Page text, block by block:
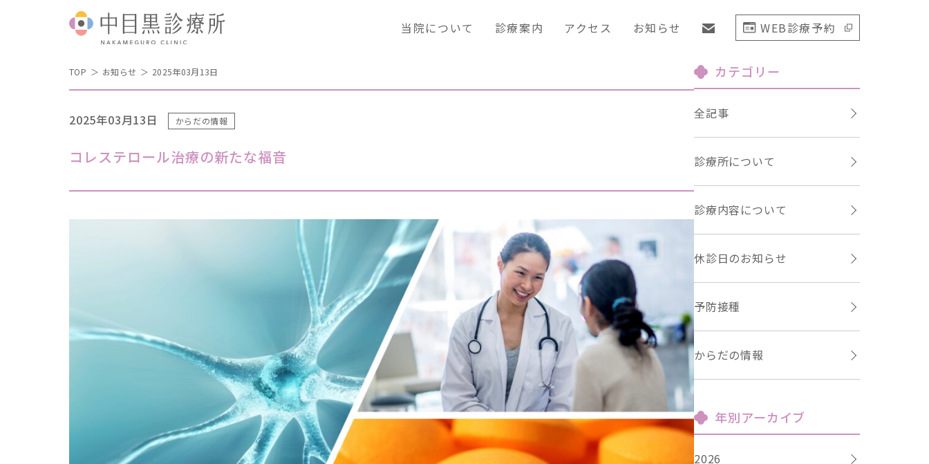
当院について 診療案内 アクセス お知らせ WEB診療予約
TOP お知らせ 2025年03月13日
2025年03月13日 からだの情報
コレステロール治療の新たな福音
カテゴリー
全記事
診療所について
診療内容について
休診日のお知らせ
予防接種
からだの情報
年別アーカイブ
2026